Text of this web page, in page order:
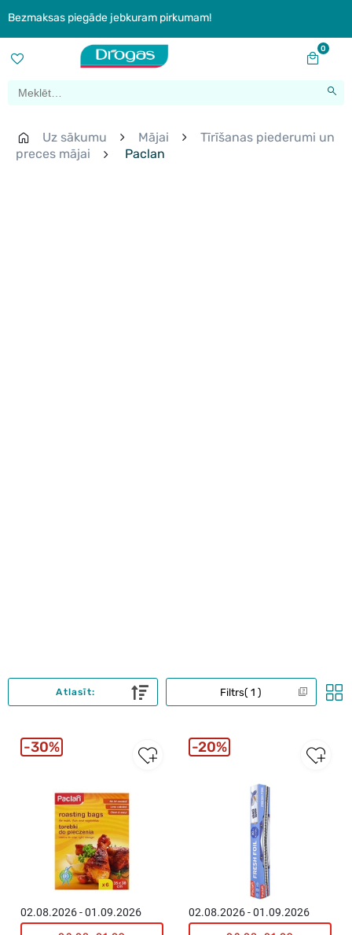
Bezmaksas piegāde jebkuram pirkumam!
0
Uz sākumu Mājai
Tīrīšanas piederumi un
preces mājai
Paclan
Filtrs 1
Atlasīt:
02.08.2026 - 01.09.2026
30%
02.08.2026 - 01.09.2026
20%